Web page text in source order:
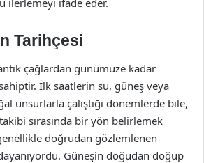
ilerlemeyi ifade eder.
Tarihçesi
çağlardan günümüze kadar
İlk saatlerin su, güneş veya
unsurlarla çalıştığı dönemlerde bile,
sırasında bir yön belirlemek
doğrudan gözlemlenen
Güneşin doğudan doğup